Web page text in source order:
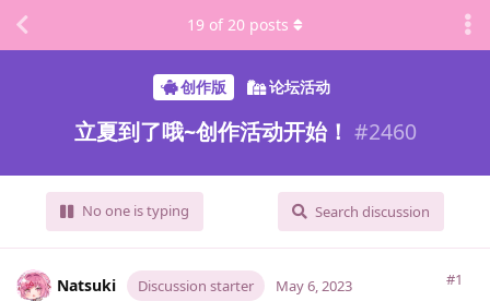
创作版 论坛活动
立夏到了哦~创作活动开始！ #2460
No one is typing Search discussion
19 of 20 posts
Natsuki Discussion starter #1
May 6, 2023